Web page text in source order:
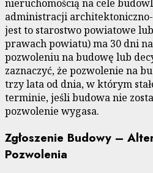
nieruchomością na cele
administracji
jest to starostwo powiatowe
prawach powiatu) ma 30 dni
pozwoleniu na budowę lub
zaznaczyć, że pozwolenie na
trzy lata od dnia, w którym
terminie, jeśli budowa nie
pozwolenie wygasa.
Zgłoszenie Budowy –
Pozwolenia